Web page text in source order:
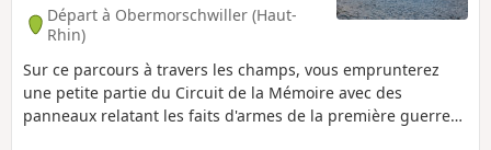
Départ à Obermorschwiller (Haut-
Rhin)
Sur ce parcours à travers les champs, vous emprunterez
une petite partie du Circuit de la Mémoire avec des
panneaux relatant les faits d'armes de la première guerre